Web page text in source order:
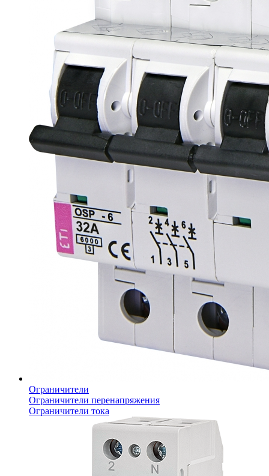
Ограничители
Ограничители перенапряжения
Ограничители тока